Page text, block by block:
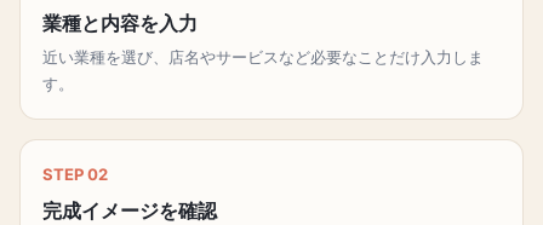
業種と内容を入力
近い業種を選び、店名やサービスなど必要なことだけ入力しま
す。
STEP 02
完成イメージを確認